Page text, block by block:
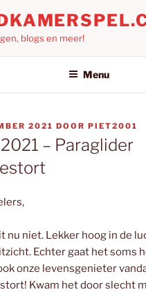
blogs en meer!
Menu
2021 DOOR PIET2001
– Paraglider
nu niet. Lekker hoog in de
Echter gaat het soms
onze levensgenieter
Kwam het door slecht